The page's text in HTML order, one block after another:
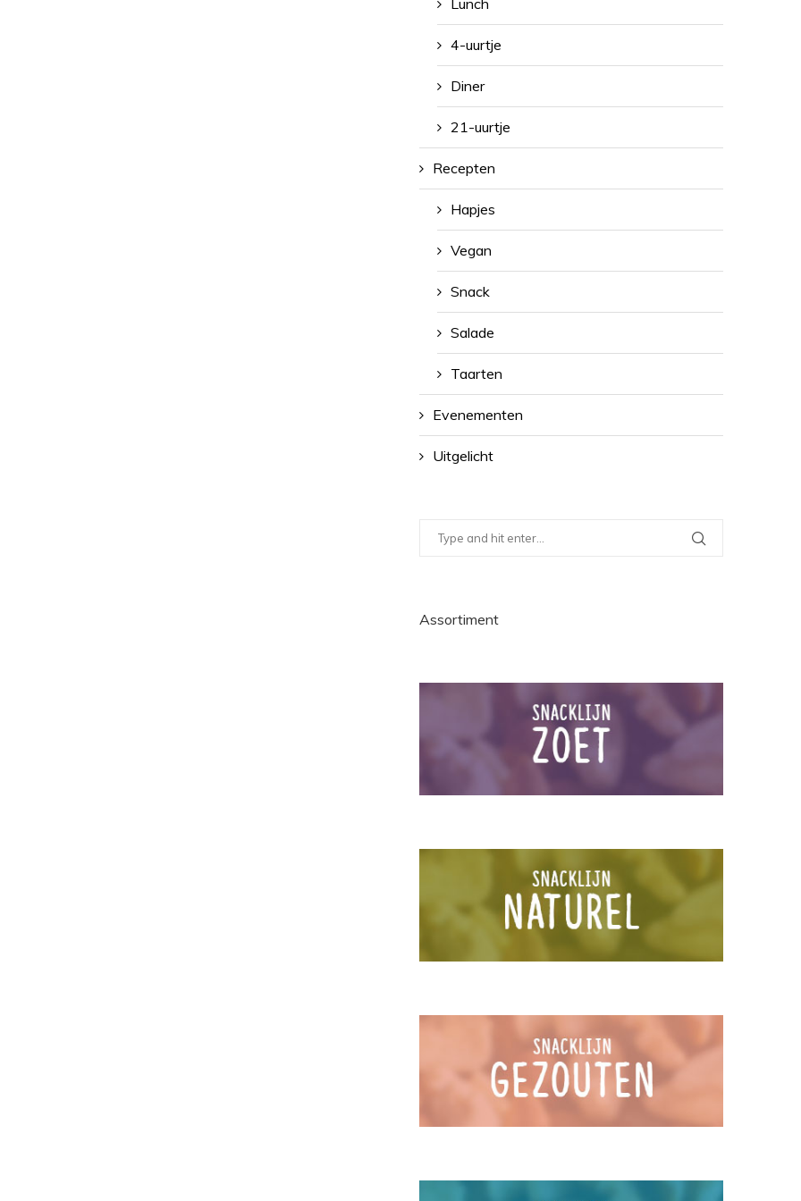
Lunch
4-uurtje
Diner
21-uurtje
Recepten
Hapjes
Vegan
Snack
Salade
Taarten
Evenementen
Uitgelicht
Assortiment